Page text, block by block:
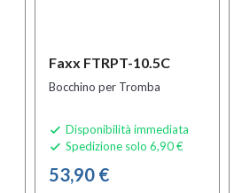
Faxx FTRPT-10.5C
Bocchino per Tromba
 Disponibilità immediata
 Spedizione solo 6,90 €
53,90 €